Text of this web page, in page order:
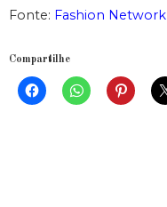
Fonte: Fashion Network
Compartilhe